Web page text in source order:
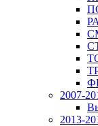
2007-
2013-